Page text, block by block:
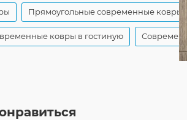
Прямоугольные современные ковры
ковры в гостиную